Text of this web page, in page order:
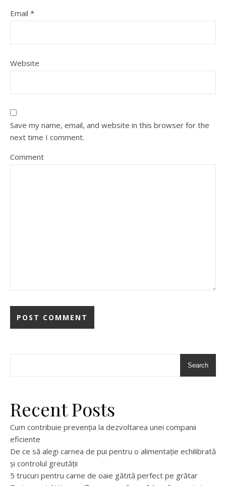
Email *
Website
Save my name, email, and website in this browser for the
next time I comment.
Comment
Search
Recent Posts
Cum contribuie prevenția la dezvoltarea unei companii
eficiente
De ce să alegi carnea de pui pentru o alimentație echilibrată
și controlul greutății
5 trucuri pentru carne de oaie gătită perfect pe grătar